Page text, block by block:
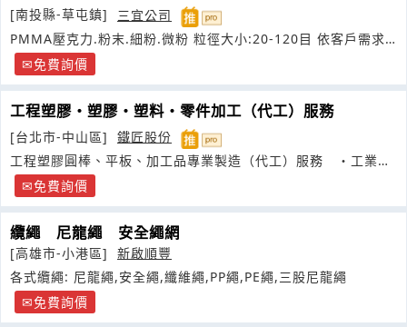
[南投縣-草屯鎮]
三宜公司
PMMA壓克力.粉末.細粉.微粉 粒徑大小:20-120目 依客戶需求
客製化生產
免費詢價
工程塑膠・塑膠・塑料・零件加工（代工）服務
[台北市-中山區]
鐵匠股份
工程塑膠圓棒、平板、加工品專業製造（代工）服務 ・工業用
樹脂加工
免費詢價
纜繩 尼龍繩 安全繩網
[高雄市-小港區]
新啟順豐
各式纜繩: 尼龍繩,安全繩,纖維繩,PP繩,PE繩,三股尼龍繩
免費詢價